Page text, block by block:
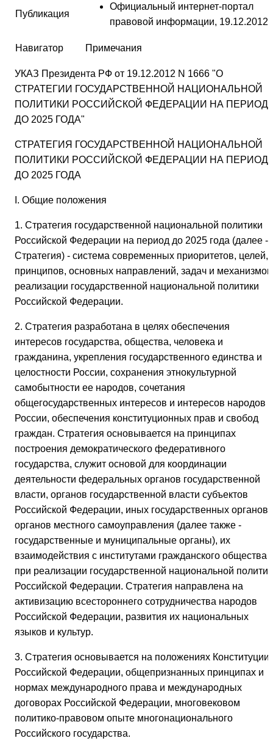
Публикация
Официальный интернет-портал
правовой информации, 19.12.2012
Навигатор Примечания
УКАЗ Президента РФ от 19.12.2012 N 1666 "О
СТРАТЕГИИ ГОСУДАРСТВЕННОЙ НАЦИОНАЛЬНОЙ
ПОЛИТИКИ РОССИЙСКОЙ ФЕДЕРАЦИИ НА ПЕРИОД
ДО 2025 ГОДА"
СТРАТЕГИЯ ГОСУДАРСТВЕННОЙ НАЦИОНАЛЬНОЙ
ПОЛИТИКИ РОССИЙСКОЙ ФЕДЕРАЦИИ НА ПЕРИОД
ДО 2025 ГОДА
I. Общие положения
1. Стратегия государственной национальной политики
Российской Федерации на период до 2025 года (далее -
Стратегия) - система современных приоритетов, целей,
принципов, основных направлений, задач и механизмов
реализации государственной национальной политики
Российской Федерации.
2. Стратегия разработана в целях обеспечения
интересов государства, общества, человека и
гражданина, укрепления государственного единства и
целостности России, сохранения этнокультурной
самобытности ее народов, сочетания
общегосударственных интересов и интересов народов
России, обеспечения конституционных прав и свобод
граждан. Стратегия основывается на принципах
построения демократического федеративного
государства, служит основой для координации
деятельности федеральных органов государственной
власти, органов государственной власти субъектов
Российской Федерации, иных государственных органов
органов местного самоуправления (далее также -
государственные и муниципальные органы), их
взаимодействия с институтами гражданского общества
при реализации государственной национальной
Российской Федерации. Стратегия направлена на
активизацию всестороннего сотрудничества народов
Российской Федерации, развития их национальных
языков и культур.
3. Стратегия основывается на положениях Конституции
Российской Федерации, общепризнанных принципах и
нормах международного права и международных
договорах Российской Федерации, многовековом
политико-правовом опыте многонационального
Российского государства.